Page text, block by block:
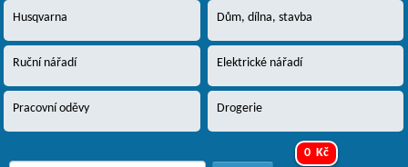
Husqvarna Dům, dílna, stavba
Ruční nářadí Elektrické nářadí
Pracovní oděvy Drogerie
0 Kč